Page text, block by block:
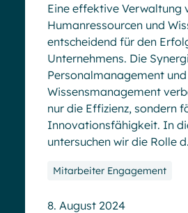
Eine effektive Verwaltung
Humanressourcen und
entscheidend für den
Unternehmens. Die
Personalmanagement und
Wissensmanagement
nur die Effizienz, sondern
Innovationsfähigkeit. In
untersuchen wir die Rolle
Mitarbeiter Engagement
8. August 2024